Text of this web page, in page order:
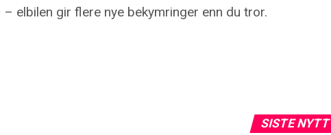
elbilen gir flere nye bekymringer enn du tror.
SISTE NYTT